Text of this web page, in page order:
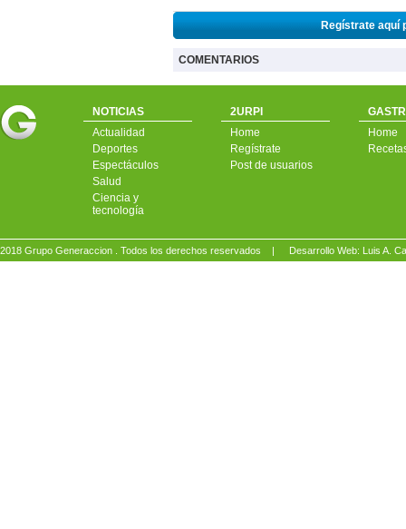
Regístrate aquí
COMENTARIOS
NOTICIAS
Actualidad
Deportes
Espectáculos
Salud
Ciencia y
tecnología
2URPI
Home
Regístrate
Post de usuarios
Home
2018 Grupo Generaccion . Todos los derechos reservados | Desarrollo Web: Luis